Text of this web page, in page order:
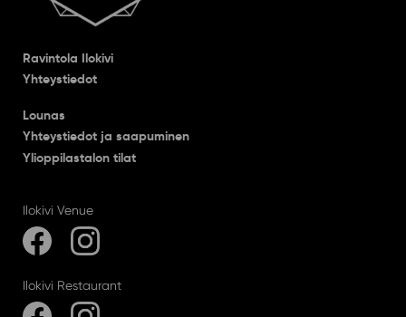
Ravintola Ilokivi
Yhteystiedot
Lounas
Yhteystiedot ja saapuminen
Ylioppilastalon tilat
Ilokivi Venue
Ilokivi Restaurant